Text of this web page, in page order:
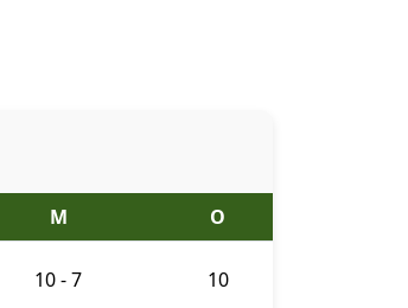
М О
10 - 7 10